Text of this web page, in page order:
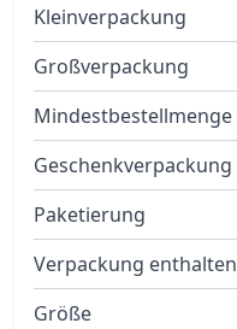
Kleinverpackung
Großverpackung
Mindestbestellmenge
Paketierung
Verpackung enthalten
Größe